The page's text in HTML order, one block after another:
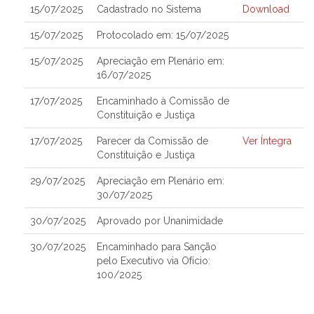
15/07/2025 Cadastrado no Sistema Download
15/07/2025 Protocolado em: 15/07/2025
15/07/2025
Apreciação em Plenário em:
16/07/2025
17/07/2025
Encaminhado à Comissão de
Constituição e Justiça
17/07/2025
Parecer da Comissão de
Constituição e Justiça
Ver Íntegra
29/07/2025
Apreciação em Plenário em:
30/07/2025
30/07/2025 Aprovado por Unanimidade
30/07/2025
Encaminhado para Sanção
pelo Executivo via Ofício:
100/2025